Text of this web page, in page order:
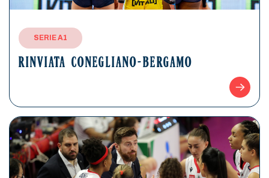
SERIE A1
RINVIATA CONEGLIANO-BERGAMO